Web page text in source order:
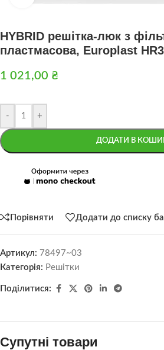
HYBRID решітка-люк з
пластмасова, Europlast
1 021,00 ₴
- +
ДОДАТИ В
Порівняти Додати до списку
Артикул: 78497~03
Категорія: Решітки
Поділитися:
Супутні товари